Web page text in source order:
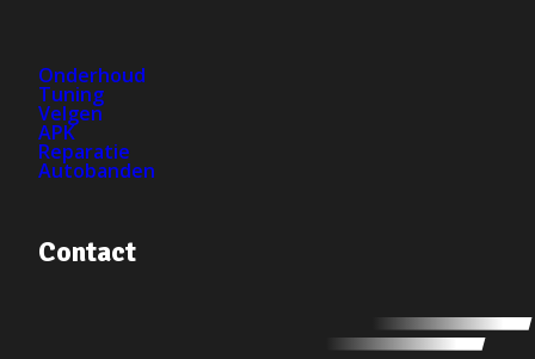
Onderhoud
Tuning
Velgen
APK
Reparatie
Autobanden
Contact